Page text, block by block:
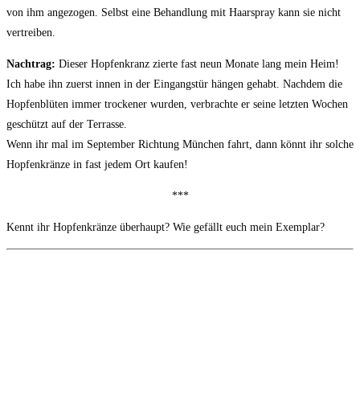
von ihm angezogen. Selbst eine Behandlung mit Haarspray kann sie nicht
vertreiben.
Nachtrag: Dieser Hopfenkranz zierte fast neun Monate lang mein Heim!
Ich habe ihn zuerst innen in der Eingangstür hängen gehabt. Nachdem die
Hopfenblüten immer trockener wurden, verbrachte er seine letzten Wochen
geschützt auf der Terrasse.
Wenn ihr mal im September Richtung München fahrt, dann könnt ihr solche
Hopfenkränze in fast jedem Ort kaufen!
***
Kennt ihr Hopfenkränze überhaupt? Wie gefällt euch mein Exemplar?